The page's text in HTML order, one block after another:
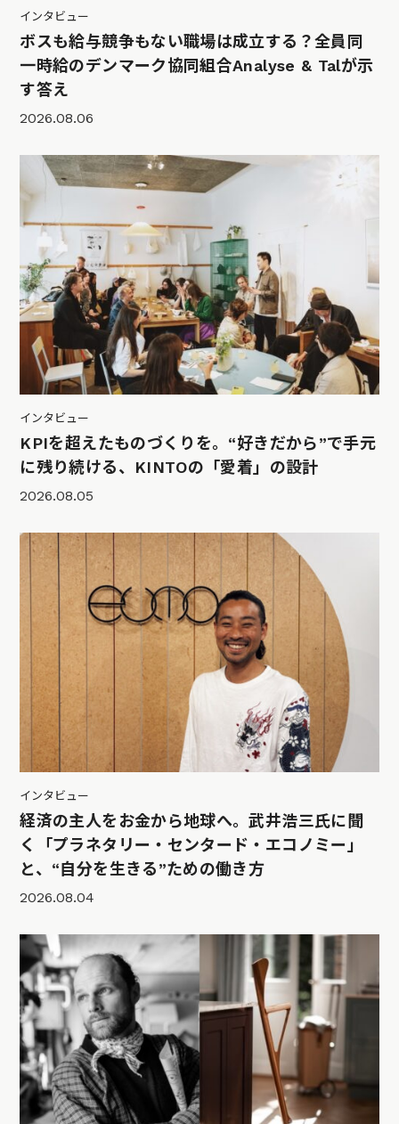
インタビュー
ボスも給与競争もない職場は成立する？全員同
一時給のデンマーク協同組合Analyse & Talが示
す答え
2026.08.06
インタビュー
KPIを超えたものづくりを。“好きだから”で手元
に残り続ける、KINTOの「愛着」の設計
2026.08.05
インタビュー
経済の主人をお金から地球へ。武井浩三氏に聞
く「プラネタリー・センタード・エコノミー」
と、“自分を生きる”ための働き方
2026.08.04